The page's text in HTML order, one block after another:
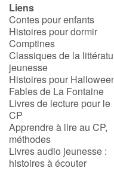
Liens
Contes pour enfants
Histoires pour dormir
Comptines
Classiques de la
jeunesse
Histoires pour
Fables de La Fontaine
Livres de lecture pour le
CP
Apprendre à lire au CP,
méthodes
Livres audio jeunesse :
histoires à écouter